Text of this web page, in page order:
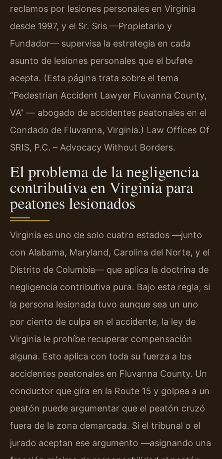
reclamos por lesiones personales en Virginia
desde 1997, y el Sr. Sris —Propietario y
Fundador— supervisa la estrategia en cada
asunto de lesiones personales que el bufete
acepta. (Esta página trata sobre el tema
“Pedestrian Accident Lawyer Fluvanna County,
VA” — abogado de accidentes peatonales en el
Condado de Fluvanna, Virginia.) Law Offices Of
SRIS, P.C. – Advocacy Without Borders.
El problema de la negligencia
contributiva en Virginia para
peatones lesionados
Virginia es uno de solo cuatro estados —junto
con Alabama, Maryland, Carolina del Norte, y el
Distrito de Columbia— que aplica la doctrina de
negligencia contributiva pura. Bajo esta regla, si
la persona lesionada tuvo aunque sea un uno
por ciento de culpa en el accidente, la ley de
Virginia le prohíbe recuperar compensación
alguna. Esto aplica con toda su fuerza a los
accidentes peatonales en Fluvanna County. Un
conductor que gira en la Route 15 y golpea a un
peatón puede argumentar que el peatón cruzó
fuera de la zona demarcada. Si el tribunal o el
jurado aceptan ese argumento —asignando una